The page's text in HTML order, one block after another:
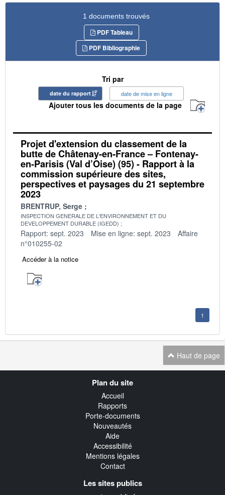
1 documents trouvés
PDF Tableau
PDF Bibliographie
Tri par
date du rapport date de mise en ligne
Ajouter tous les documents de la page
Projet d'extension du classement de la
butte de Châtenay-en-France – Fontenay-
en-Parisis (Val d’Oise) (95) - Rapport à la
commission supérieure des sites,
perspectives et paysages du 21 septembre
2023
BRENTRUP, Serge
INSPECTION GENERALE DE L'ENVIRONNEMENT ET DU
DEVELOPPEMENT DURABLE (IGEDD)
Rapport: sept. 2023 Mise en ligne: sept. 2023
Affaire
n°010255-02
Accéder à la notice
1
Haut de page
Plan du site
Accueil
Rapports
Porte-documents
Nouveautés
Aide
Accessibilité
Mentions légales
Contact
Les sites publics